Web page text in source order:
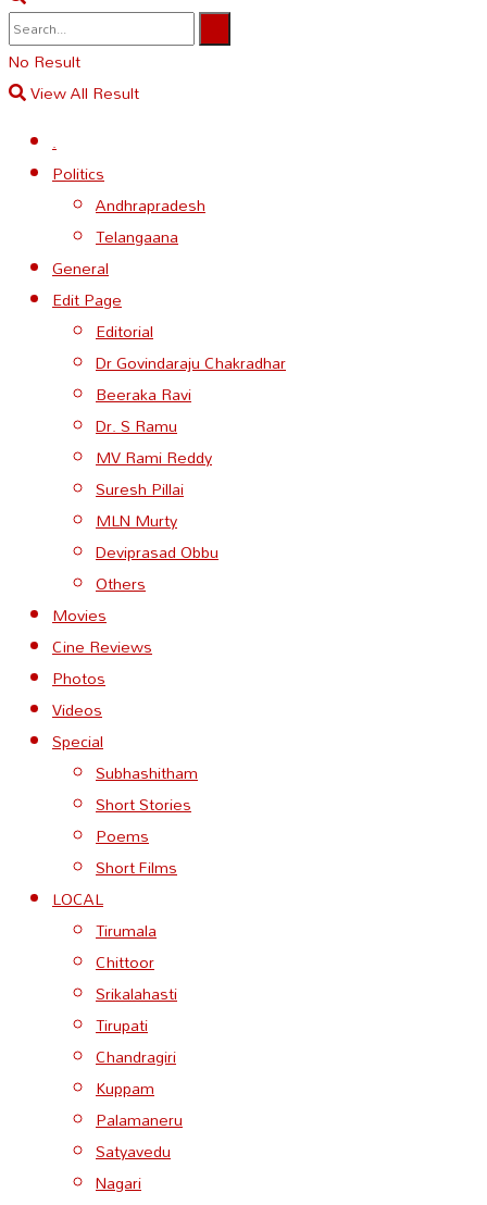
No Result
View All Result
.
Politics
Andhrapradesh
Telangaana
General
Edit Page
Editorial
Dr Govindaraju Chakradhar
Beeraka Ravi
Dr. S Ramu
MV Rami Reddy
Suresh Pillai
MLN Murty
Deviprasad Obbu
Others
Movies
Cine Reviews
Photos
Videos
Special
Subhashitham
Short Stories
Poems
Short Films
LOCAL
Tirumala
Chittoor
Srikalahasti
Tirupati
Chandragiri
Kuppam
Palamaneru
Satyavedu
Nagari